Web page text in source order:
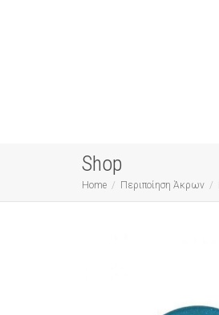
Shop
Home Περιποίηση Άκρων